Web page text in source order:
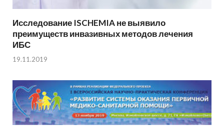
Исследование ISCHEMIA не выявило
преимуществ инвазивных методов лечения
ИБС
19.11.2019